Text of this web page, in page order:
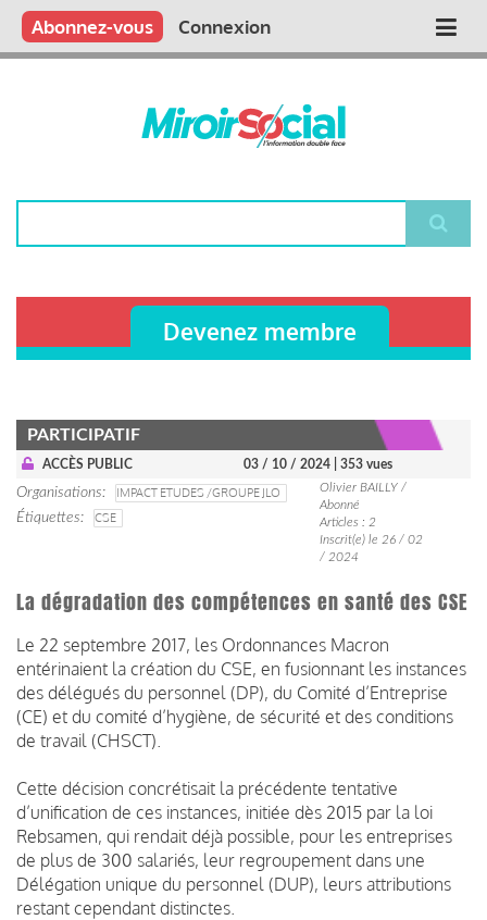
Aller
contenu
Main
Qui sommes nous ?
Vous publiez
Nous publions
Contactez-nous
Abonnez-vous Connexion
Devenez membre
PARTICIPATIF
ACCÈS PUBLIC 03 / 10 / 2024 | 353 vues
Organisations
IMPACT ETUDES /GROUPE JLO
Étiquettes
CSE
Olivier BAILLY /
Abonné
Articles : 2
Inscrit(e) le 26 / 02
/ 2024
La dégradation des compétences en santé des CSE
Le 22 septembre 2017, les Ordonnances Macron
entérinaient la création du CSE, en fusionnant les instances
des délégués du personnel (DP), du Comité d’Entreprise
(CE) et du comité d’hygiène, de sécurité et des conditions
de travail (CHSCT).
Cette décision concrétisait la précédente tentative
d’unification de ces instances, initiée dès 2015 par la loi
Rebsamen, qui rendait déjà possible, pour les entreprises
de plus de 300 salariés, leur regroupement dans une
Délégation unique du personnel (DUP), leurs attributions
restant cependant distinctes.